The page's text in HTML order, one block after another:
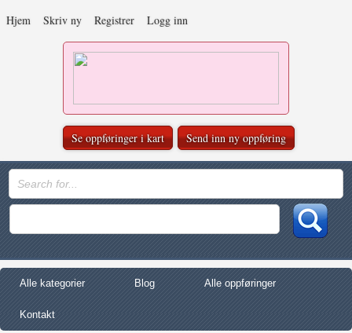
Hjem Skriv ny Registrer Logg inn
Se oppføringer i kart Send inn ny oppføring
Alle kategorier Blog Alle oppføringer
Kontakt